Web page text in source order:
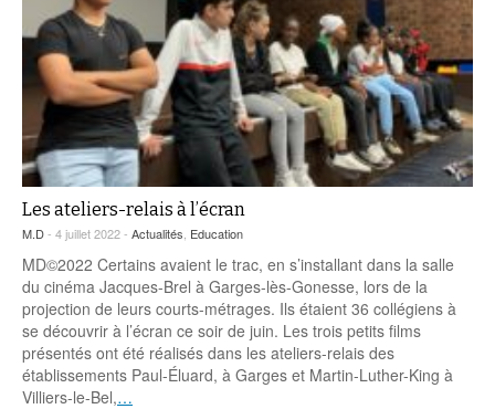
Les ateliers-relais à l’écran
M.D- 4 juillet 2022 - Actualités Education
MD©2022 Certains avaient le trac, en s’installant dans la salle
du cinéma Jacques-Brel à Garges-lès-Gonesse, lors de la
projection de leurs courts-métrages. Ils étaient 36 collégiens à
se découvrir à l’écran ce soir de juin. Les trois petits films
présentés ont été réalisés dans les ateliers-relais des
établissements Paul-Éluard, à Garges et Martin-Luther-King à
Villiers-le-Bel,…